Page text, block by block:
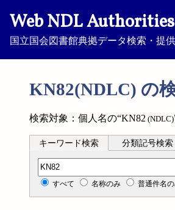
Web NDL Authorities
国立国会図書館典拠データ検索・提
KN82(NDLC) の
検索対象：個人名の“KN82 (NDLC)
キーワード検索 分類記号検索
分類記号検索
すべて 名称のみ 普通件名